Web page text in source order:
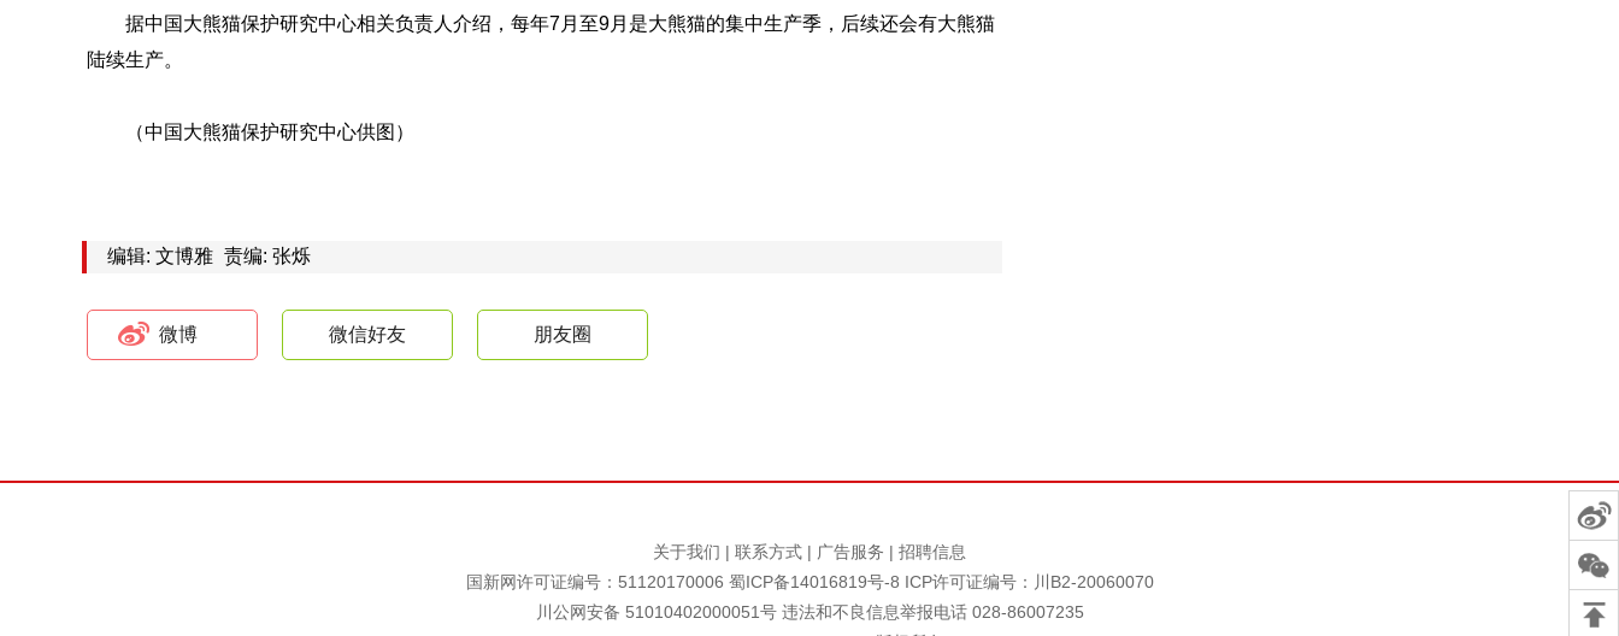
据中国大熊猫保护研究中心相关负责人介绍，每年7月至9月是大熊猫的集中生产季，后续还会有大熊猫
陆续生产。
（中国大熊猫保护研究中心供图）
编辑: 文博雅 责编: 张烁
微博 微信好友 朋友圈
关于我们 | 联系方式 | 广告服务 | 招聘信息
国新网许可证编号：51120170006 蜀ICP备14016819号-8 ICP许可证编号：川B2-20060070
川公网安备 51010402000051号 违法和不良信息举报电话 028-86007235